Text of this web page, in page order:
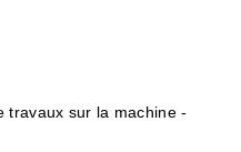
travaux sur la machine -